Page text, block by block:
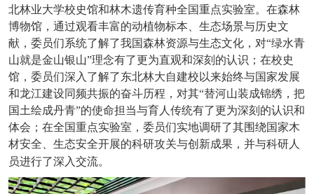
北林业大学校史馆和林木遗传育种全国重点实验室。在森林
博物馆，通过观看丰富的动植物标本、生态场景与历史文
献，委员们系统了解了我国森林资源与生态文化，对“绿水青
山就是金山银山”理念有了更为直观和深刻的认识；在校史
馆，委员们深入了解了东北林大自建校以来始终与国家发展
和龙江建设同频共振的奋斗历程，对其“替河山装成锦绣，把
国土绘成丹青”的使命担当与育人传统有了更为深刻的认识和
体会；在全国重点实验室，委员们实地调研了其围绕国家木
材安全、生态安全开展的科研攻关与创新成果，并与科研人
员进行了深入交流。